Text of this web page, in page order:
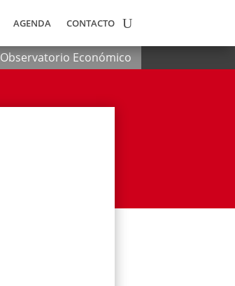
AGENDA CONTACTO
Observatorio Económico